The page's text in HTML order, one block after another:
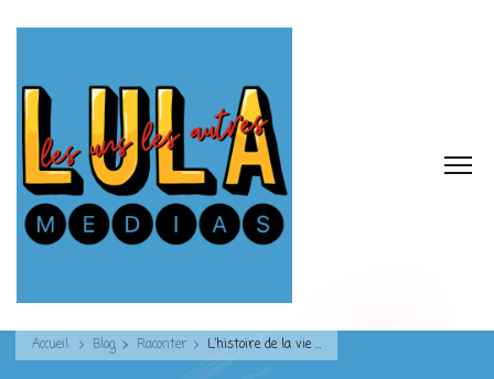
Accueil Blog Raconter L’histoire de la vie …